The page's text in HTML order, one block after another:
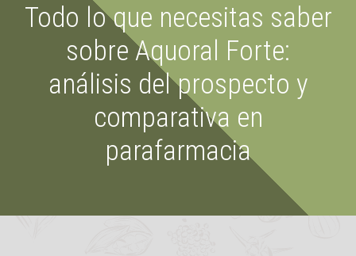
Todo lo que necesitas saber
sobre Aquoral Forte:
análisis del prospecto y
comparativa en
parafarmacia